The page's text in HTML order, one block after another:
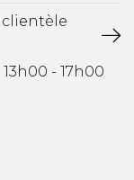
clientèle
13h00 - 17h00